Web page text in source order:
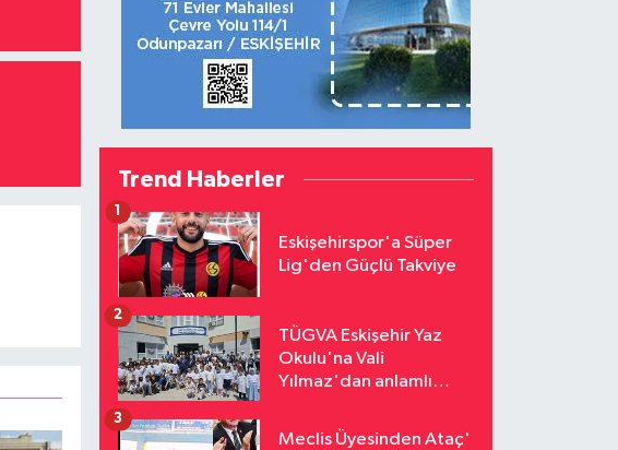
Trend Haberler
Eskişehirspor'a Süper
Lig'den Güçlü Takviye
1
TÜGVA Eskişehir Yaz
Okulu'na Vali
Yılmaz'dan anlamlı
2
Meclis Üyesinden Ataç'
3